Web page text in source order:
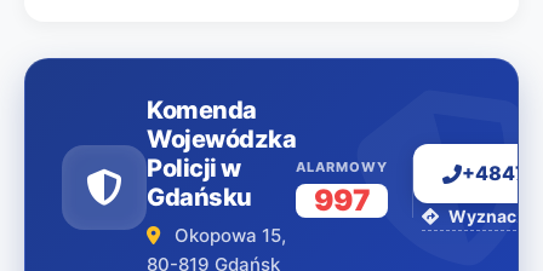
Komenda
Wojewódzka
Policji w
Gdańsku
Okopowa 15,
80-819 Gdańsk
ALARMOWY
997 Wyznacz